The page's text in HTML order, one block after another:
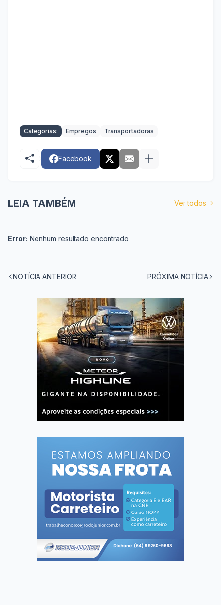
Categorias: Empregos Transportadoras
Facebook
LEIA TAMBÉM Ver todos
Error: Nenhum resultado encontrado
NOTÍCIA ANTERIOR PRÓXIMA NOTÍCIA